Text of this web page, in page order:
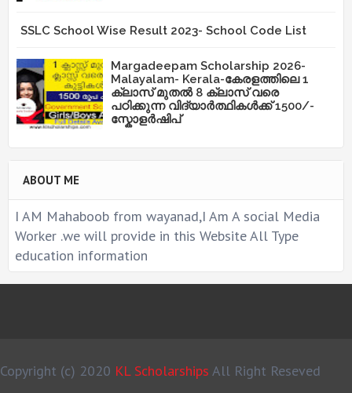
SSLC School Wise Result 2023- School Code List
Margadeepam Scholarship 2026-
Malayalam- Kerala-കേരളത്തിലെ 1
ക്ലാസ് മുതൽ 8 ക്ലാസ് വരെ
പഠിക്കുന്ന വിദ്യാർത്ഥികൾക്ക് 1500/-
സ്കോളർഷിപ്
ABOUT ME
I AM Mahaboob from wayanad,I Am A social Media
Worker .we will provide in this Website All Type
education information
Copyright (c) 2020 KL Scholarships All Right Reseved